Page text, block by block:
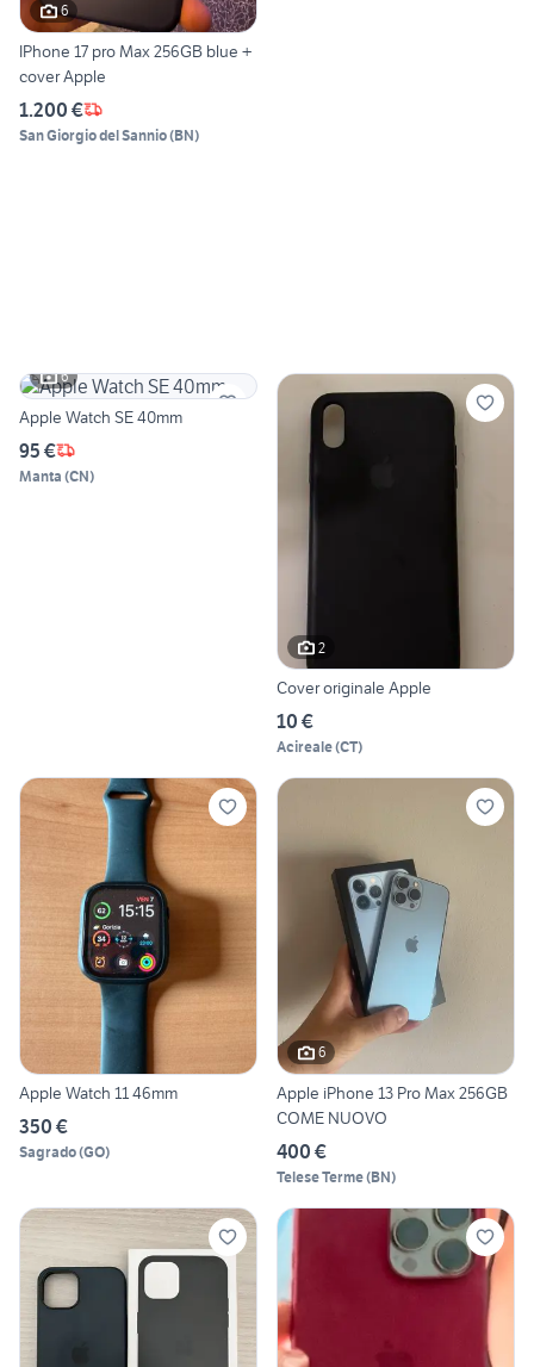
6
IPhone 17 pro Max 256GB blue +
cover Apple
1.200 €
San Giorgio del Sannio(BN)
6
Apple Watch SE 40mm
95 €
Manta (CN)
2
Cover originale Apple
10 €
Acireale(CT)
Apple Watch 11 46mm
350 €
Sagrado(GO)
6
Apple iPhone 13 Pro Max 256GB
COME NUOVO
400 €
Telese Terme(BN)